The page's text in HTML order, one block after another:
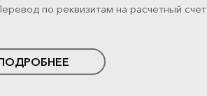
по реквизитам на расчетный счет